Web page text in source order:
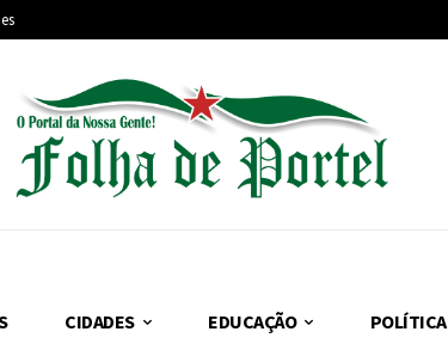
CIDADES EDUCAÇÃO POLÍTICA